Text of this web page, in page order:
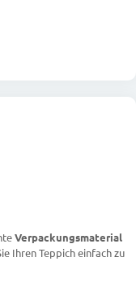
Verpackungsmaterial
Ihren Teppich einfach zu